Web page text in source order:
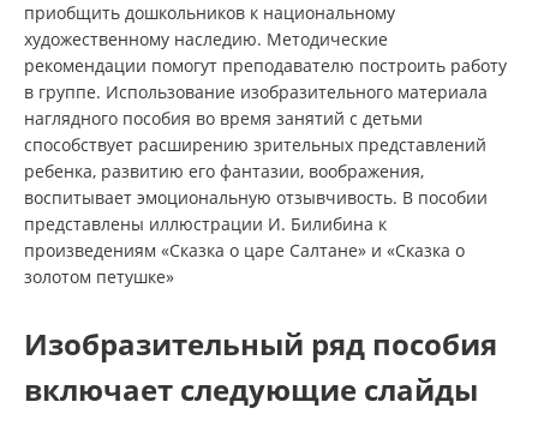
приобщить дошкольников к национальному
художественному наследию. Методические
рекомендации помогут преподавателю построить работу
в группе. Использование изобразительного материала
наглядного пособия во время занятий с детьми
способствует расширению зрительных представлений
ребенка, развитию его фантазии, воображения,
воспитывает эмоциональную отзывчивость. В пособии
представлены иллюстрации И. Билибина к
произведениям «Сказка о царе Салтане» и «Сказка о
золотом петушке»
Изобразительный ряд пособия
включает следующие слайды